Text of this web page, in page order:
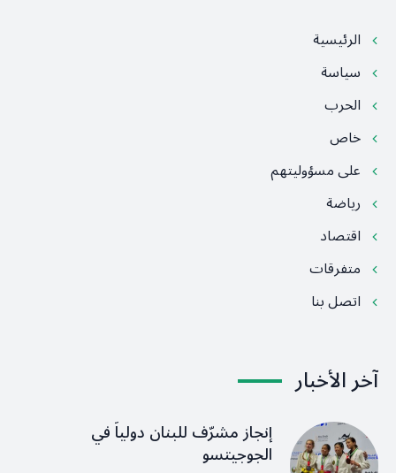
الرئيسية
سياسة
الحرب
خاص
على مسؤوليتهم
رياضة
اقتصاد
متفرقات
اتصل بنا
آخر الأخبار
إنجاز مشرّف للبنان دولياً في
الجوجيتسو